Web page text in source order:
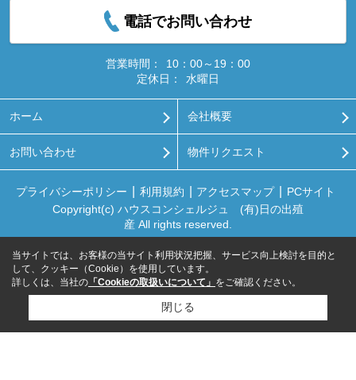
電話でお問い合わせ
営業時間：
10：00～19：00
定休日：
水曜日
ホーム 会社概要
お問い合わせ 物件リクエスト
プライバシーポリシー 利用規約 アクセスマップ
PCサイト
Copyright(c) ハウスコンシェルジュ (有)日の出殖
産 All rights reserved.
当サイトでは、お客様の当サイト利用状況把握、サービス向上検討を目的と
して、クッキー（Cookie）を使用しています。
詳しくは、当社の 「Cookieの取扱いについて」 をご確認ください。
閉じる